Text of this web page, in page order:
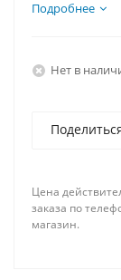
BOMBER
Подробнее
Нет в
Цена
заказа по
магазин.